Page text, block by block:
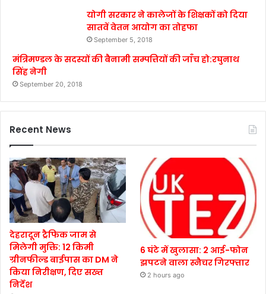
योगी सरकार ने कालेजों के शिक्षकों को दिया
सातवें वेतन आयोग का तोहफा
September 5, 2018
मंत्रिमण्डल के सदस्यों की बैनामी सम्पत्तियों की जाँच हो:रघुनाथ
सिंह नेगी
September 20, 2018
Recent News
देहरादून ट्रैफिक जाम से
मिलेगी मुक्ति: 12 किमी
ग्रीनफील्ड बाईपास का DM ने
किया निरीक्षण, दिए सख्त
निर्देश
6 घंटे में खुलासा: 2 आई-फोन
झपटने वाला स्नैचर गिरफ्तार
2 hours ago